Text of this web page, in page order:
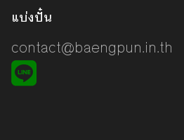
แบ่งปั๋น
contact@baengpun.in.th